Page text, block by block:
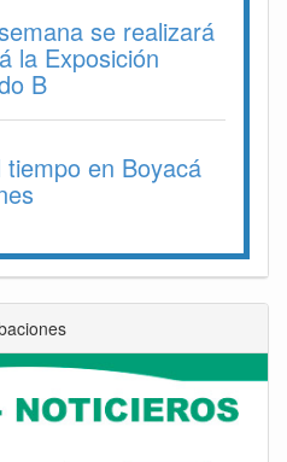
se realizará
la Exposición
B
en Boyacá